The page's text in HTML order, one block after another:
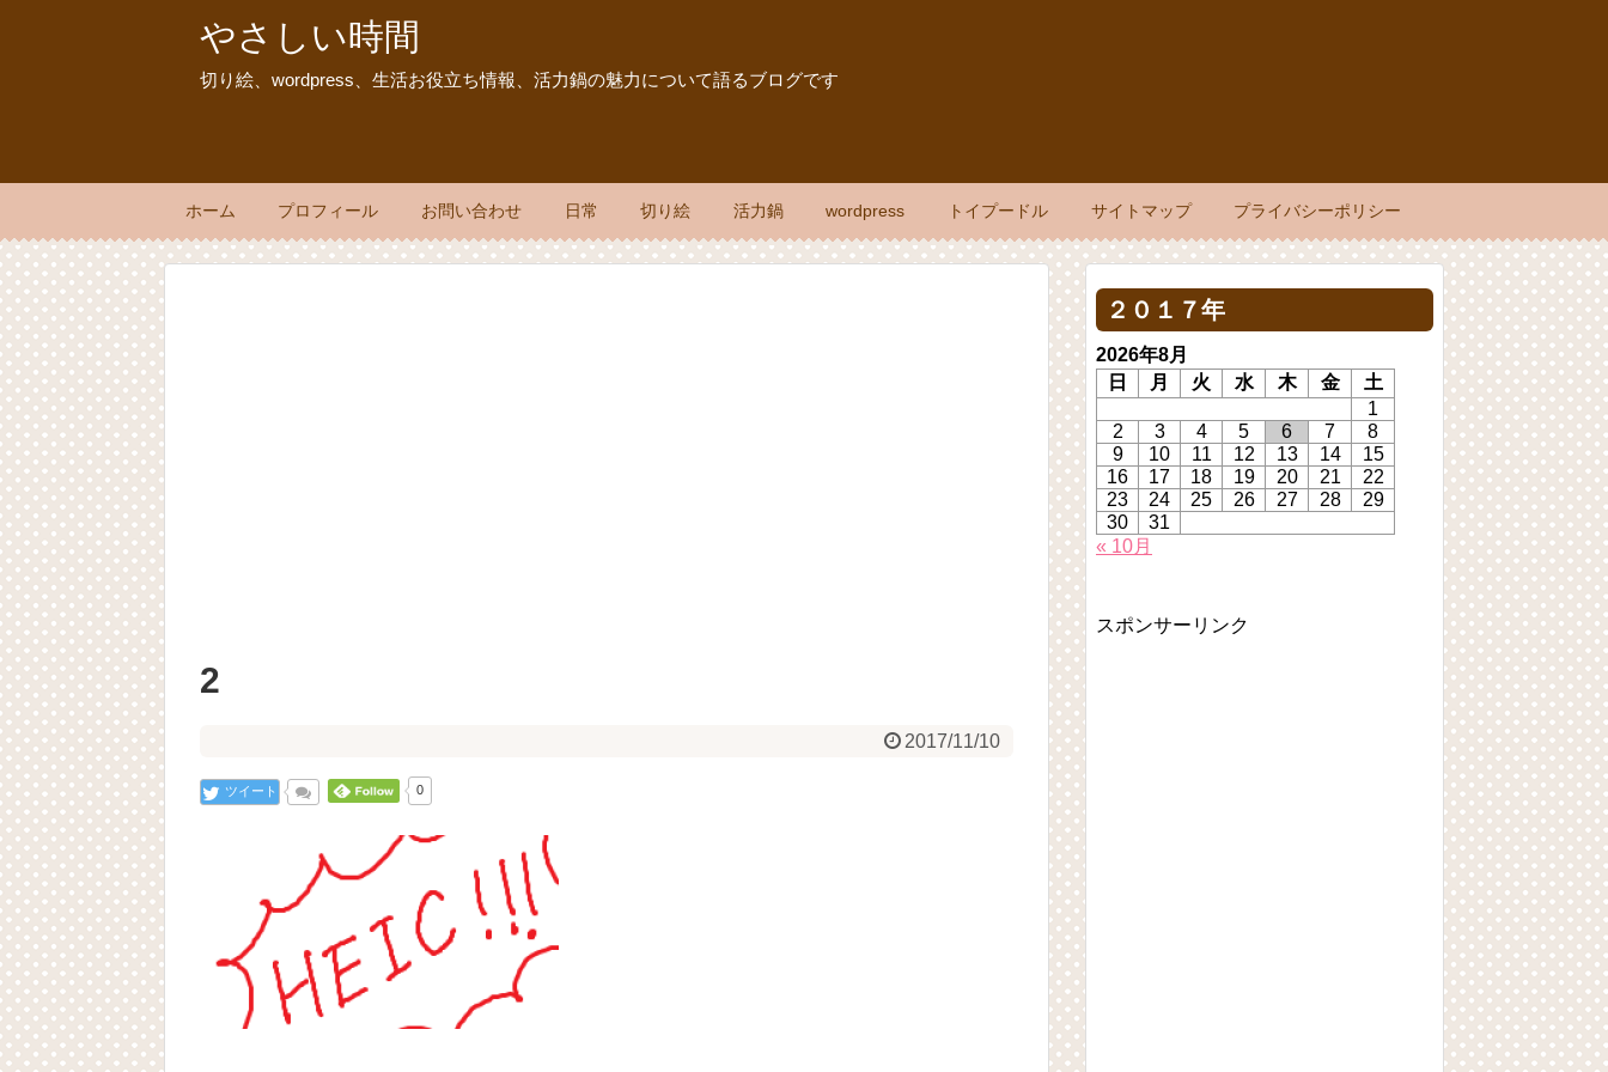
やさしい時間
切り絵、wordpress、生活お役立ち情報、活力鍋の魅力について語るブログです
ホーム プロフィール お問い合わせ 日常 切り絵 活力鍋 wordpress トイプードル サイトマップ プライバシーポリシー
2
2017/11/10
ツイート 0
２０１７年
2026年8月
日
月 火 水 木 金
土
1
2
3 4 5 6 7
8
9
10 11 12 13 14
15
16
17 18 19 20 21
22
23
24 25 26 27 28
29
30
31
« 10月
スポンサーリンク